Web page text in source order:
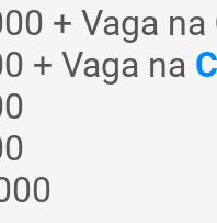
+ Vaga na
+ Vaga na